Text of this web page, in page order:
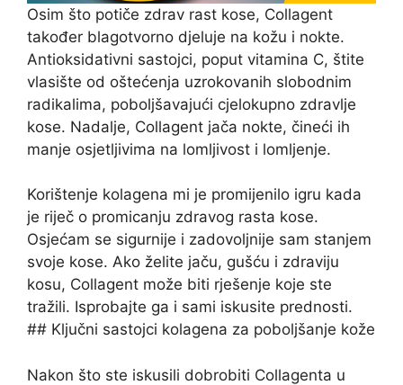
Osim što potiče zdrav rast kose, Collagent
također blagotvorno djeluje na kožu i nokte.
Antioksidativni sastojci, poput vitamina C, štite
vlasište od oštećenja uzrokovanih slobodnim
radikalima, poboljšavajući cjelokupno zdravlje
kose. Nadalje, Collagent jača nokte, čineći ih
manje osjetljivima na lomljivost i lomljenje.
Korištenje kolagena mi je promijenilo igru ​​kada
je riječ o promicanju zdravog rasta kose.
Osjećam se sigurnije i zadovoljnije sam stanjem
svoje kose. Ako želite jaču, gušću i zdraviju
kosu, Collagent može biti rješenje koje ste
tražili. Isprobajte ga i sami iskusite prednosti.
## Ključni sastojci kolagena za poboljšanje kože
Nakon što ste iskusili dobrobiti Collagenta u